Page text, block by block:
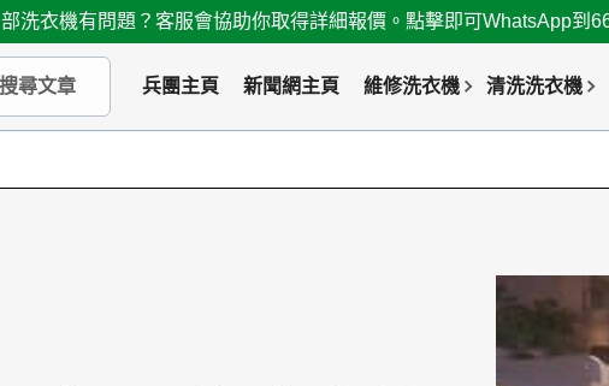
部洗衣機有問題？客服會協助你取得詳細報價。點擊即可WhatsApp到
兵團主頁 新聞網主頁 維修洗衣機 清洗洗衣機